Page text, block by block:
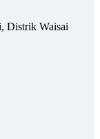
Distrik Waisai